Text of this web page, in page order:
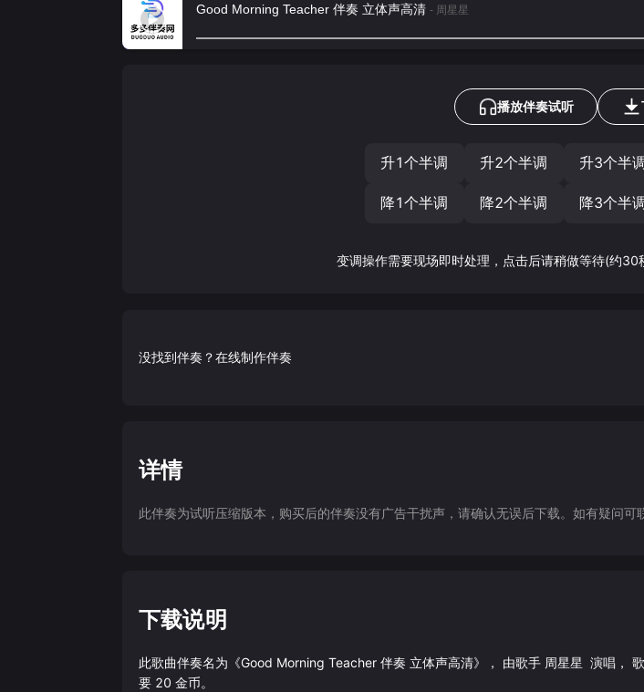
Good Morning Teacher 伴奏 立体声高清 - 周星星
播放伴奏试听
升1个半调 升2个半调 升3个半
降1个半调 降2个半调 降3个半
变调操作需要现场即时处理，点击后请稍做等待(约
没找到伴奏？在线制作伴奏
详情
此伴奏为试听压缩版本，购买后的伴奏没有广告干扰声，请确认无误后下载。如有疑
下载说明
此歌曲伴奏名为《Good Morning Teacher 伴奏 立体声高清》， 由歌手 周星星 演唱，
要 20 金币。